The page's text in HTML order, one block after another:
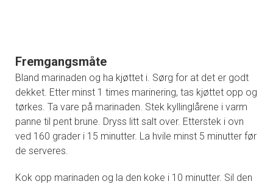
Fremgangsmåte
Bland marinaden og ha kjøttet i. Sørg for at det er godt
dekket. Etter minst 1 times marinering, tas kjøttet opp og
tørkes. Ta vare på marinaden. Stek kyllinglårene i varm
panne til pent brune. Dryss litt salt over. Etterstek i ovn
ved 160 grader i 15 minutter. La hvile minst 5 minutter før
de serveres.
Kok opp marinaden og la den koke i 10 minutter. Sil den